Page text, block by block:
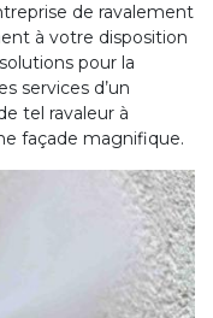
de ravalement
à votre disposition
pour la
services d’un
tel ravaleur à
façade magnifique.